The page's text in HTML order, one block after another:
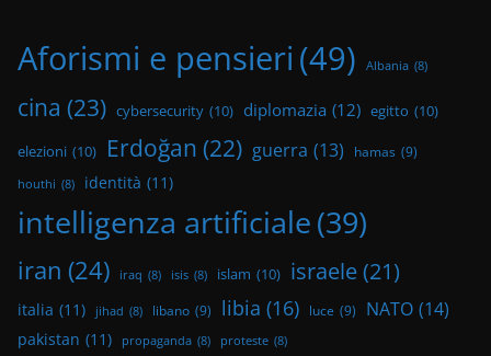
Aforismi e pensieri (49) Albania (8)
cina (23) cybersecurity (10) diplomazia (12) egitto (10)
elezioni (10) Erdoğan (22) guerra (13) hamas (9)
houthi (8) identità (11)
intelligenza artificiale(39)
iran (24) iraq (8) isis (8) islam (10) israele(21)
italia (11) jihad (8) libano (9) libia (16) luce (9) NATO (14)
pakistan (11) propaganda (8) proteste (8)